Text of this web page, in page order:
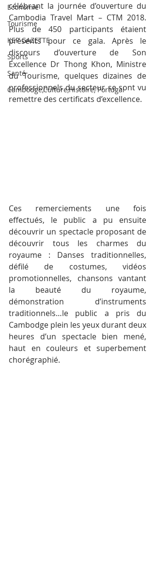
Economie
Tourisme
KEP GAZETTE
Sports
Santé
Cambodge,Culture,Histoire, Portugal
célébrant la journée d’ouverture du
Cambodia Travel Mart – CTM 2018.
Plus de 450 participants étaient
présents pour ce gala. Après le
discours d’ouverture de Son
Excellence Dr Thong Khon, Ministre
du Tourisme, quelques dizaines de
professionnels du secteur se sont vu
remettre des certificats d’excellence.
Ces remerciements une fois
effectués, le public a pu ensuite
découvrir un spectacle proposant de
découvrir tous les charmes du
royaume : Danses traditionnelles,
défilé de costumes, vidéos
promotionnelles, chansons vantant
la beauté du royaume,
démonstration d’instruments
traditionnels…le public a pris du
Cambodge plein les yeux durant deux
heures d’un spectacle bien mené,
haut en couleurs et superbement
chorégraphié.